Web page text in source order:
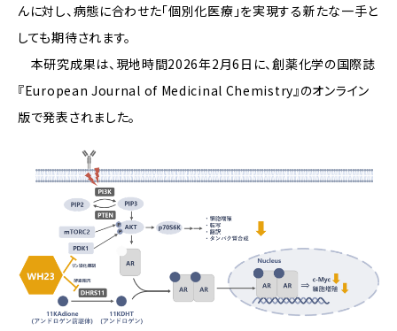
んに対し、病態に合わせた「個別化医療」を実現する新たな一手と
しても期待されます。
本研究成果は、現地時間2026年2月6日に、創薬化学の国際誌
『European Journal of Medicinal Chemistry』のオンライン
版で発表されました。